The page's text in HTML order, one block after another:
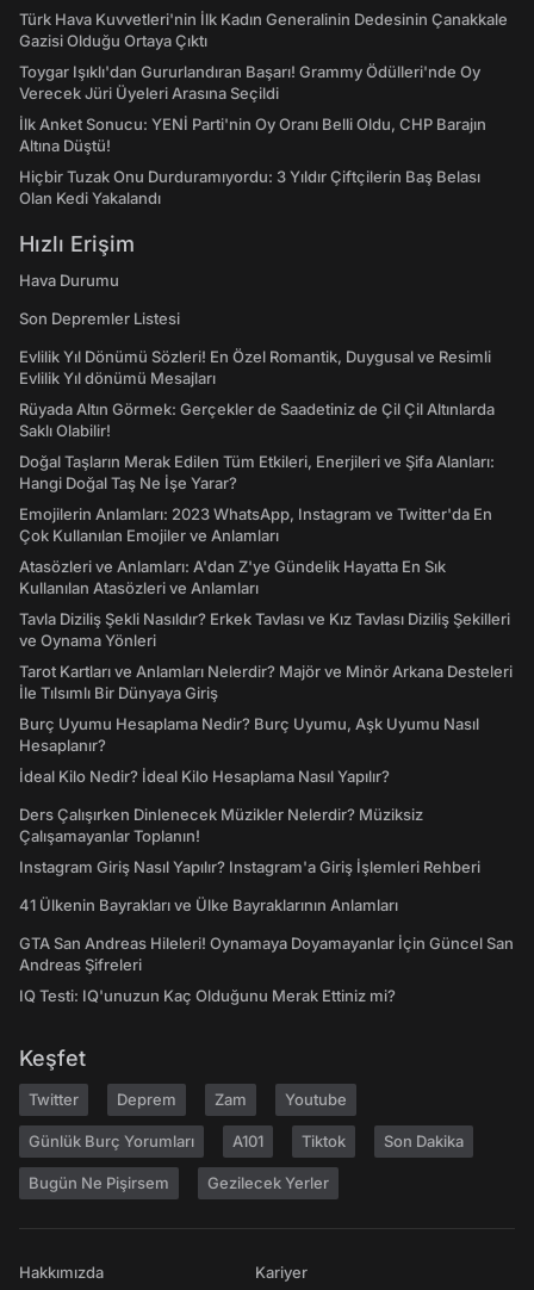
Türk Hava Kuvvetleri'nin İlk Kadın Generalinin Dedesinin Çanakkale
Gazisi Olduğu Ortaya Çıktı
Toygar Işıklı'dan Gururlandıran Başarı! Grammy Ödülleri'nde Oy
Verecek Jüri Üyeleri Arasına Seçildi
İlk Anket Sonucu: YENİ Parti'nin Oy Oranı Belli Oldu, CHP Barajın
Altına Düştü!
Hiçbir Tuzak Onu Durduramıyordu: 3 Yıldır Çiftçilerin Baş Belası
Olan Kedi Yakalandı
Hızlı Erişim
Hava Durumu
Son Depremler Listesi
Evlilik Yıl Dönümü Sözleri! En Özel Romantik, Duygusal ve Resimli
Evlilik Yıl dönümü Mesajları
Rüyada Altın Görmek: Gerçekler de Saadetiniz de Çil Çil Altınlarda
Saklı Olabilir!
Doğal Taşların Merak Edilen Tüm Etkileri, Enerjileri ve Şifa Alanları:
Hangi Doğal Taş Ne İşe Yarar?
Emojilerin Anlamları: 2023 WhatsApp, Instagram ve Twitter'da En
Çok Kullanılan Emojiler ve Anlamları
Atasözleri ve Anlamları: A'dan Z'ye Gündelik Hayatta En Sık
Kullanılan Atasözleri ve Anlamları
Tavla Diziliş Şekli Nasıldır? Erkek Tavlası ve Kız Tavlası Diziliş Şekilleri
ve Oynama Yönleri
Tarot Kartları ve Anlamları Nelerdir? Majör ve Minör Arkana Desteleri
İle Tılsımlı Bir Dünyaya Giriş
Burç Uyumu Hesaplama Nedir? Burç Uyumu, Aşk Uyumu Nasıl
Hesaplanır?
İdeal Kilo Nedir? İdeal Kilo Hesaplama Nasıl Yapılır?
Ders Çalışırken Dinlenecek Müzikler Nelerdir? Müziksiz
Çalışamayanlar Toplanın!
Instagram Giriş Nasıl Yapılır? Instagram'a Giriş İşlemleri Rehberi
41 Ülkenin Bayrakları ve Ülke Bayraklarının Anlamları
GTA San Andreas Hileleri! Oynamaya Doyamayanlar İçin Güncel San
Andreas Şifreleri
IQ Testi: IQ'unuzun Kaç Olduğunu Merak Ettiniz mi?
Keşfet
Twitter Deprem Zam Youtube
Günlük Burç Yorumları A101 Tiktok Son Dakika
Bugün Ne Pişirsem Gezilecek Yerler
Hakkımızda
Kariyer